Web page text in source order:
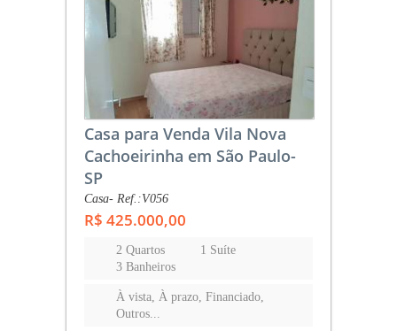
Casa para Venda Vila Nova
Cachoeirinha em São Paulo-
SP
Casa- Ref.:V056
R$ 425.000,00
2 Quartos
1 Suíte
3 Banheiros
À vista, À prazo, Financiado,
Outros...